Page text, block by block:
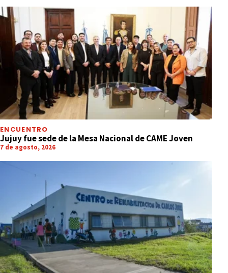
ENCUENTRO
Jujuy fue sede de la Mesa Nacional de CAME Joven
7 de agosto, 2026